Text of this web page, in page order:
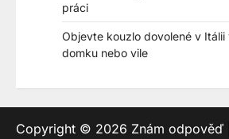
práci
Objevte kouzlo dovolené v Itálii
domku nebo vile
Copyright © 2026 Znám odpověď